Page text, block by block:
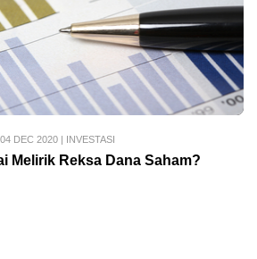
04 DEC 2020| INVESTASI
Melirik Reksa Dana Saham?